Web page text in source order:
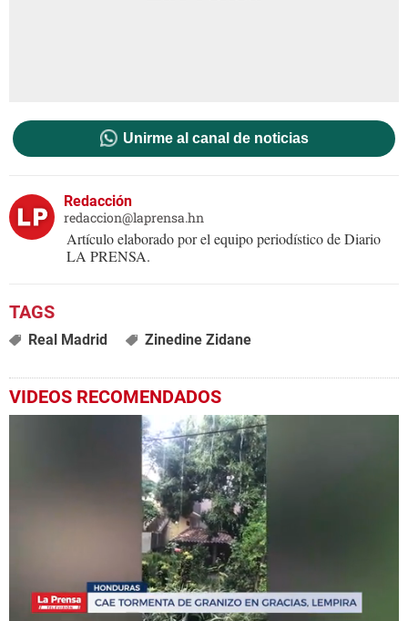
Unirme al canal de noticias
Redacción
redaccion@laprensa.hn
Artículo elaborado por el equipo periodístico de Diario
LA PRENSA.
Real Madrid Zinedine Zidane
VIDEOS RECOMENDADOS